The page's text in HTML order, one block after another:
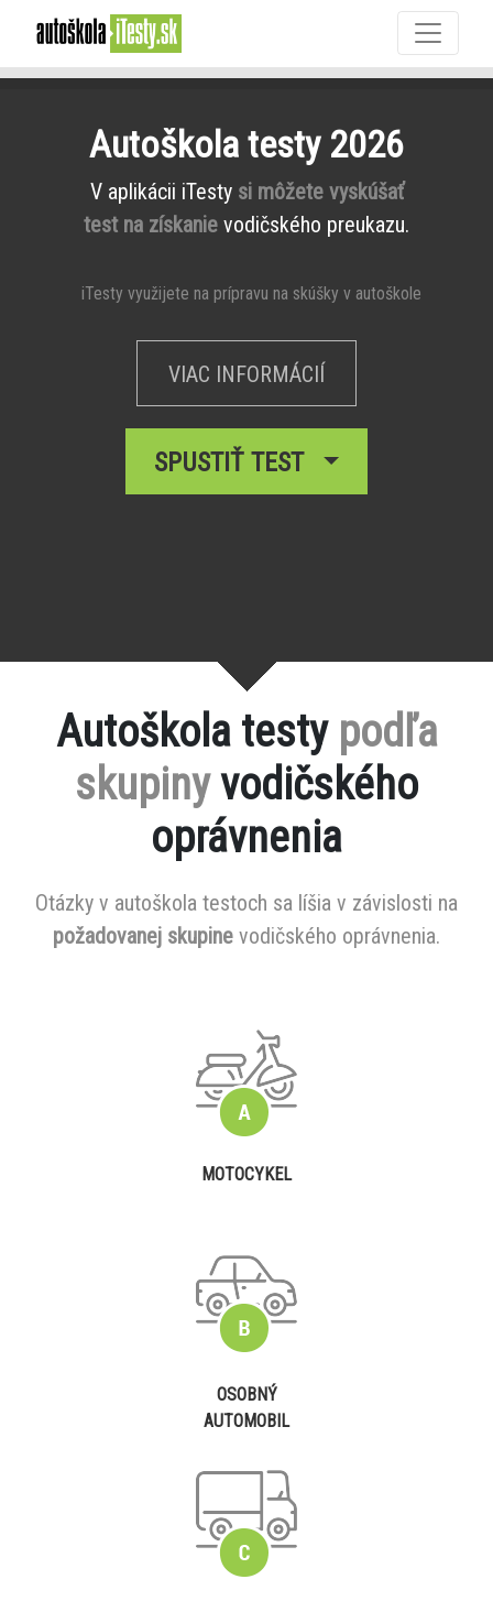
Autoškola testy 2026
V aplikácii iTesty si môžete vyskúšať
test na získanie vodičského preukazu.
iTesty využijete na prípravu na skúšky v autoškole
VIAC INFORMÁCIÍ
SPUSTIŤ TEST
Autoškola testy podľa
skupinyvodičského
oprávnenia
Otázky v autoškola testoch sa líšia v závislosti na
požadovanej skupine vodičského oprávnenia.
MOTOCYKEL
OSOBNÝ
AUTOMOBIL